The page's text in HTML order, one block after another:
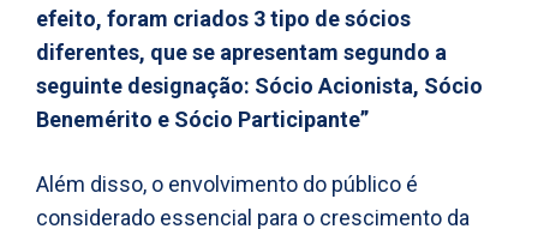
efeito, foram criados 3 tipo de sócios
diferentes, que se apresentam segundo a
seguinte designação: Sócio Acionista, Sócio
Benemérito e Sócio Participante”
Além disso, o envolvimento do público é
considerado essencial para o crescimento da